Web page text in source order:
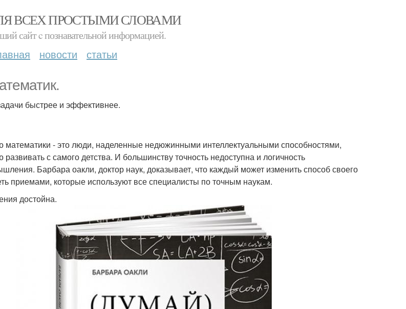
ВСЕХ ПРОСТЫМИ СЛОВАМИ
сайт c познавательной информацией.
новости статьи
быстрее и эффективнее.
математики - это люди, наделенные недюжинными интеллектуальными способностями,
с самого детства. И большинству точность недоступна и логичность
Барбара оакли, доктор наук, доказывает, что каждый может изменить способ своего
приемами, которые используют все специалисты по точным наукам.
достойна.